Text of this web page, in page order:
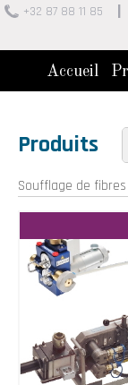
+32 87 88 11 85
Accueil
Produits
Soufflage de